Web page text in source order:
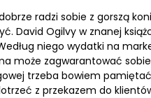
radzi sobie z gorszą
David Ogilvy w znanej
niego wydatki na
może zagwarantować
trzeba bowiem
z przekazem do